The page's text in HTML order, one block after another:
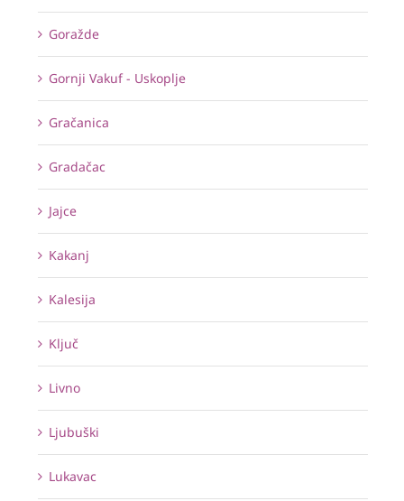
Goražde
Gornji Vakuf - Uskoplje
Gračanica
Gradačac
Jajce
Kakanj
Kalesija
Ključ
Livno
Ljubuški
Lukavac